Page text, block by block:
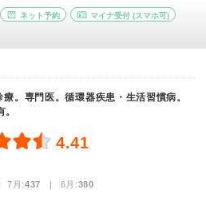
ネット予約 マイナ受付 (スマホ可)
。専門医。循環器疾患・生活習慣病。
4.41
7月:437 | 6月:380